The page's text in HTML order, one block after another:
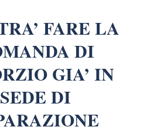
FARE LA
DI
GIA’ IN
SEDE DI